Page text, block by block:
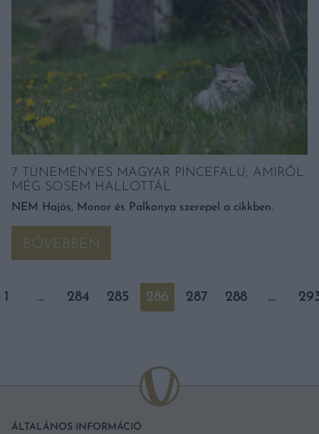
7 TÜNEMÉNYES MAGYAR PINCEFALU, AMIRŐL
MÉG SOSEM HALLOTTÁL
NEM Hajós, Monor és Palkonya szerepel a cikkben.
BŐVEBBEN
1 … 284 285 286 287 288 …
ÁLTALÁNOS INFORMÁCIÓ